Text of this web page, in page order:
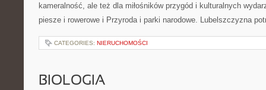
kameralność, ale też dla miłośników przygód i kulturalnych
piesze i rowerowe i Przyroda i parki narodowe. Lubelszczyzna
CATEGORIES: NIERUCHOMOŚCI
BIOLOGIA